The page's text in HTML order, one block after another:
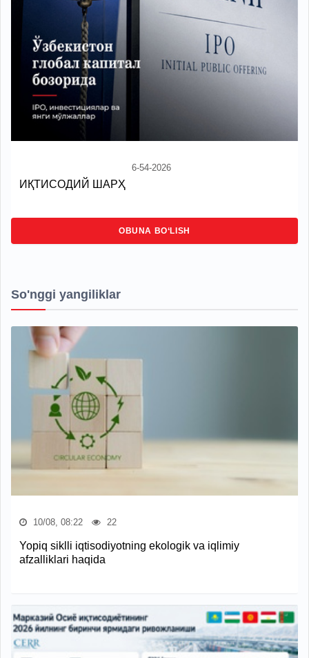
6-54-2026
ИҚТИСОДИЙ ШАРҲ
OBUNA BO‘LISH
So'nggi yangiliklar
10/08, 08:22 22
Yopiq siklli iqtisodiyotning ekologik va iqlimiy
afzalliklari haqida